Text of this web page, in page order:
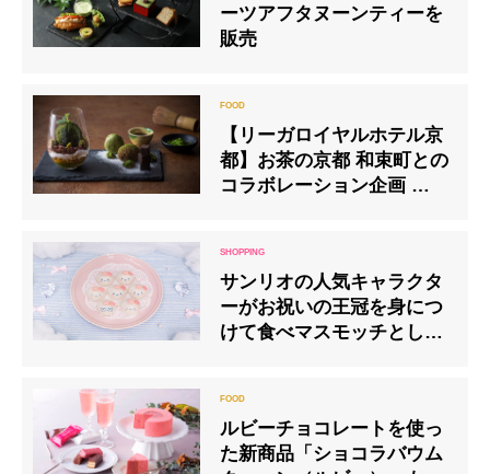
ーツアフタヌーンティーを
販売
【リーガロイヤルホテル京
都】お茶の京都 和束町との
コラボレーション企画 「京
サンリオの人気キャラクタ
ーがお祝いの王冠を身につ
けて食べマスモッチとして
ルビーチョコレートを使っ
た新商品「ショコラバウム